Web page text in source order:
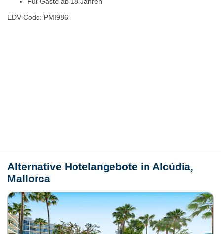
EDV-Code: PMI986
Alternative Hotelangebote in Alcúdia,
Mallorca